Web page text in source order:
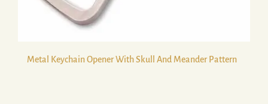
Metal Keychain Opener With Skull And Meander Pattern